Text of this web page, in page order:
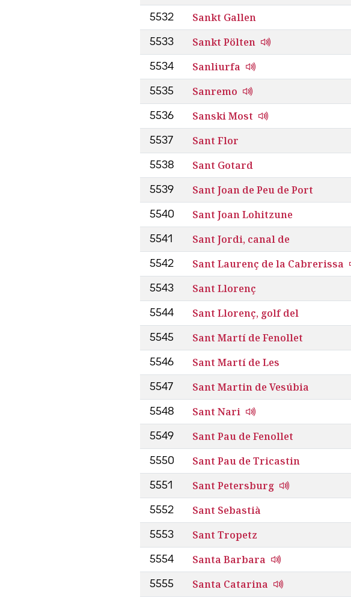
5532 Sankt Gallen
5533 Sankt Pölten
5534 Sanliurfa
5535 Sanremo
5536 Sanski Most
5537 Sant Flor
5538 Sant Gotard
5539 Sant Joan de Peu de Port
5540 Sant Joan Lohitzune
5541 Sant Jordi, canal de
5542 Sant Laurenç de la Cabrerissa
5543 Sant Llorenç
5544 Sant Llorenç, golf del
5545 Sant Martí de Fenollet
5546 Sant Martí de Les
5547 Sant Martin de Vesúbia
5548 Sant Nari
5549 Sant Pau de Fenollet
5550 Sant Pau de Tricastin
5551 Sant Petersburg
5552 Sant Sebastià
5553 Sant Tropetz
5554 Santa Barbara
5555 Santa Catarina